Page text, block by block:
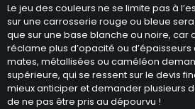
Le jeu des couleurs ne se limite pas à
sur une carrosserie rouge ou bleue
que sur une base blanche ou noire, car
réclame plus d’opacité ou d’épaisseurs
mates, métallisées ou caméléon
supérieure, qui se ressent sur le devis
mieux anticiper et demander plusieurs
de ne pas être pris au dépourvu !